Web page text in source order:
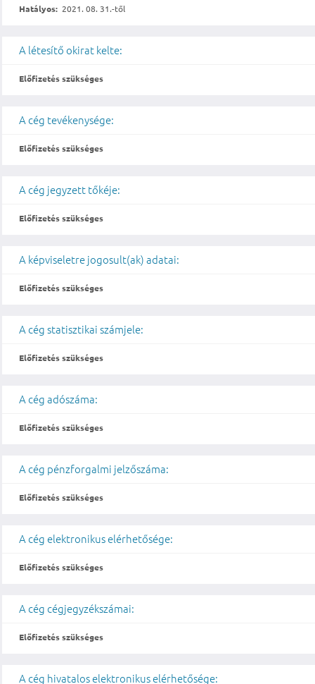
Hatályos: 2021. 08. 31.-től
A létesítő okirat kelte:
Előfizetés szükséges
A cég tevékenysége:
Előfizetés szükséges
A cég jegyzett tőkéje:
Előfizetés szükséges
A képviseletre jogosult(ak) adatai:
Előfizetés szükséges
A cég statisztikai számjele:
Előfizetés szükséges
A cég adószáma:
Előfizetés szükséges
A cég pénzforgalmi jelzőszáma:
Előfizetés szükséges
A cég elektronikus elérhetősége:
Előfizetés szükséges
A cég cégjegyzékszámai:
Előfizetés szükséges
A cég hivatalos elektronikus elérhetősége: